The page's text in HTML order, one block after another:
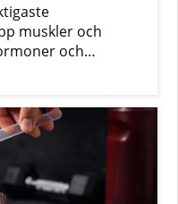
muskler och
och
ge energi. För dig
muskelmassa under
må bra kan det
dagliga intaget, i
med